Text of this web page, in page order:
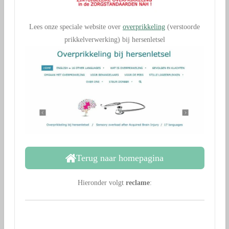
Lees onze speciale website over overprikkeling (verstoorde
prikkelverwerking) bij hersenletsel
Terug naar homepagina
Hieronder volgtreclame: